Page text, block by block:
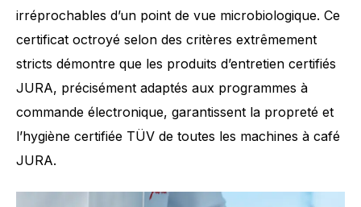
irréprochables d’un point de vue microbiologique. Ce
certificat octroyé selon des critères extrêmement
stricts démontre que les produits d’entretien certifiés
JURA, précisément adaptés aux programmes à
commande électronique, garantissent la propreté et
l’hygiène certifiée TÜV de toutes les machines à café
JURA.